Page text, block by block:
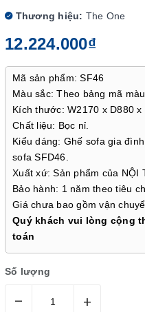
Thương hiệu: The One
12.224.000₫
Mã sản phẩm: SF46
Màu sắc: Theo bảng mã
Kích thước: W2170 x D880 x
Chất liệu: Bọc nỉ.
Kiểu dáng: Ghế sofa gia
sofa SFD46.
Xuất xứ: Sản phẩm của NỘI
Bảo hành: 1 năm theo tiêu
Giá chưa bao gồm vận
Quý khách vui lòng cộng
toán
Số lượng
– +